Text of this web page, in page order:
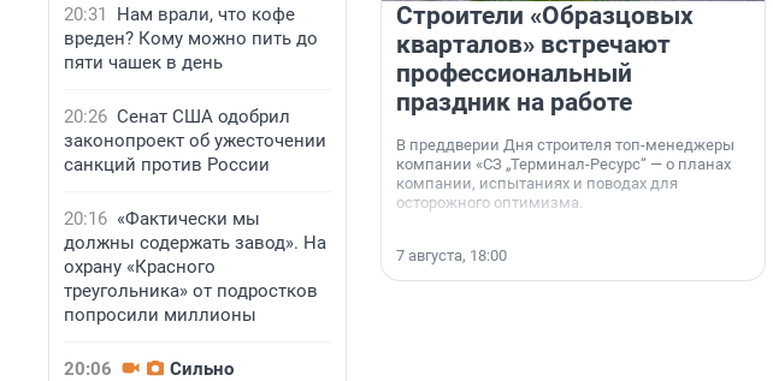
20:31
Нам врали, что кофе
вреден? Кому можно пить до
пяти чашек в день
20:26 Сенат США одобрил
законопроект об ужесточении
санкций против России
20:16 «Фактически мы
должны содержать завод». На
охрану «Красного
треугольника» от подростков
попросили миллионы
20:06
Сильно
Строители «Образцовых
кварталов» встречают
профессиональный
праздник на работе
В преддверии Дня строителя топ-менеджеры
компании «СЗ „Терминал-Ресурс“ — о планах
компании, испытаниях и поводах для
осторожного оптимизма.
7 августа, 18:00